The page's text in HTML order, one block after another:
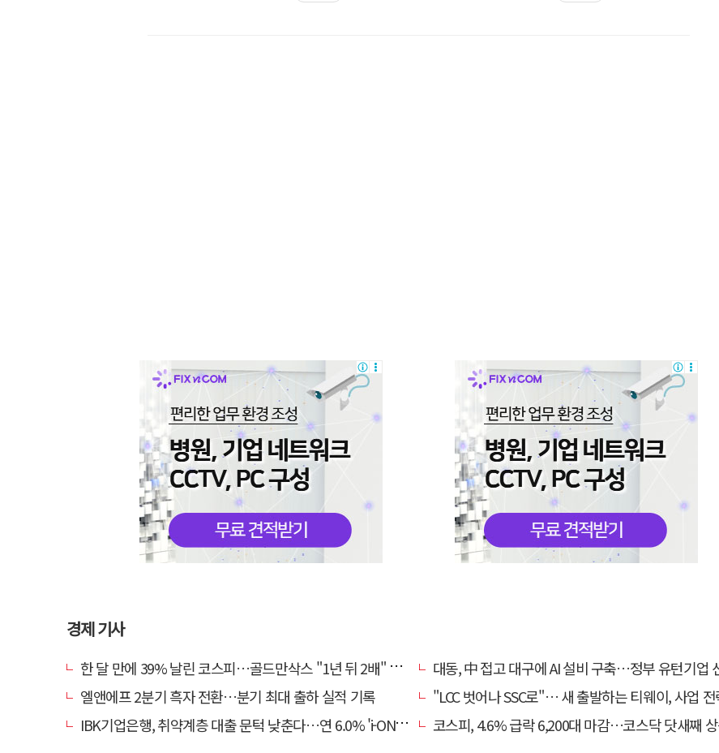
경제 기사
한 달 만에 39% 날린 코스피…골드만삭스 "1년 뒤 2배" 예상, 왜?
대동, 中 접고 대구에 AI 설비 구축…정부 유턴기업
엘앤에프 2분기 흑자 전환…분기 최대 출하 실적 기록
"LCC 벗어나 SSC로"… 새 출발하는 티웨이, 사업
IBK기업은행, 취약계층 대출 문턱 낮춘다…연 6.0% 'i-ONE 햇살론 특례보증' 비대면 출시
코스피, 4.6% 급락 6,200대 마감…코스닥 닷새째